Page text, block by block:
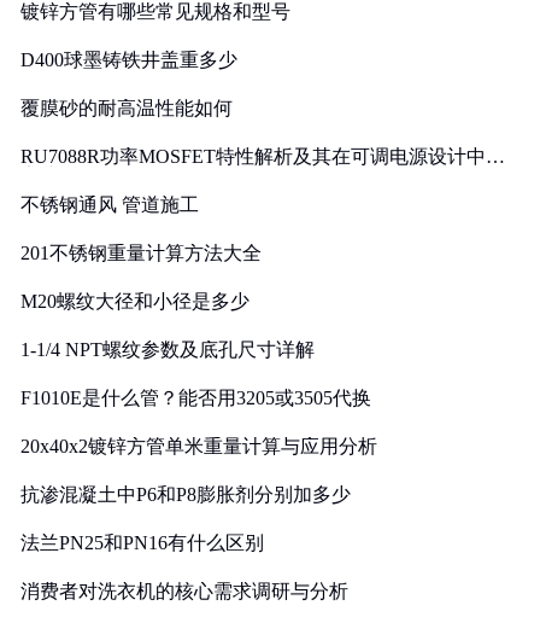
镀锌方管有哪些常见规格和型号
D400球墨铸铁井盖重多少
覆膜砂的耐高温性能如何
RU7088R功率MOSFET特性解析及其在可调电源设计中的
不锈钢通风 管道施工
201不锈钢重量计算方法大全
M20螺纹大径和小径是多少
1-1/4 NPT螺纹参数及底孔尺寸详解
F1010E是什么管？能否用3205或3505代换
20x40x2镀锌方管单米重量计算与应用分析
抗渗混凝土中P6和P8膨胀剂分别加多少
法兰PN25和PN16有什么区别
消费者对洗衣机的核心需求调研与分析